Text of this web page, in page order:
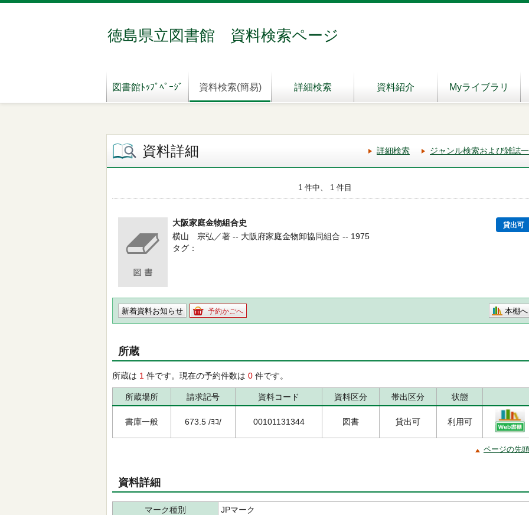
徳島県立図書館 資料検索ページ
図書館ﾄｯﾌﾟﾍﾟｰｼﾞ 資料検索(簡易) 詳細検索 資料紹介 Myライブラリ
資料詳細 詳細検索 ジャンル検索および雑誌
1 件中、 1 件目
大阪家庭金物組合史 貸出可
横山 宗弘／著 -- 大阪府家庭金物卸協同組合 -- 1975
タグ
新着資料お知らせ 予約かごへ 本棚へ
所蔵
所蔵は 1 件です。現在の予約件数は 0 件です。
所蔵場所 請求記号 資料コード 資料区分 帯出区分 状態
書庫一般 673.5 /ﾖｺ/ 00101131344 図書 貸出可 利用可
ページの先
資料詳細
マーク種別
JPマーク